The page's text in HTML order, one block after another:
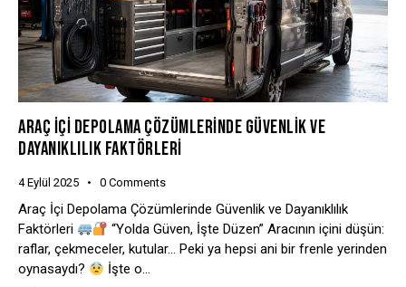
ARAÇ İÇI DEPOLAMA ÇÖZÜMLERINDE GÜVENLIK VE
DAYANIKLILIK FAKTÖRLERI
4 Eylül 2025 0 Comments
Araç İçi Depolama Çözümlerinde Güvenlik ve Dayanıklılık
Faktörleri
“Yolda Güven, İşte Düzen” Aracının içini düşün:
raflar, çekmeceler, kutular… Peki ya hepsi ani bir frenle yerinden
oynasaydı?
İşte o…